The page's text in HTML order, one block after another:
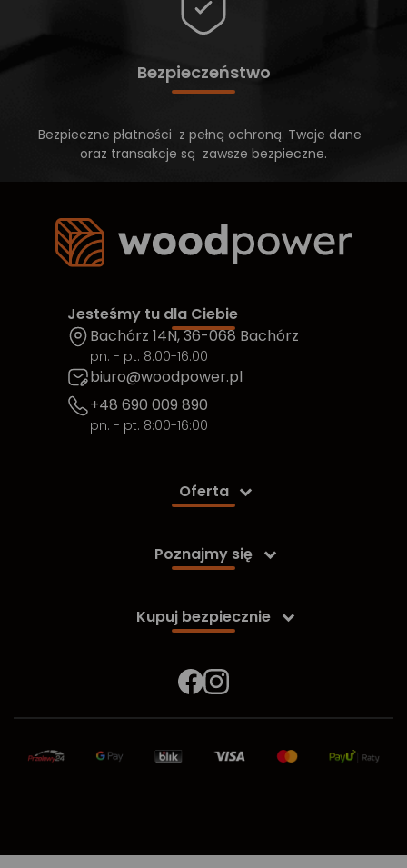
Bezpieczeństwo
Bezpieczne płatności z pełną ochroną. Twoje dane
oraz transakcje są zawsze bezpieczne.
Jesteśmy tu dla Ciebie
Bachórz 14N, 36-068 Bachórz
pn. - pt. 8:00-16:00
biuro@woodpower.pl
+48 690 009 890
pn. - pt. 8:00-16:00
Oferta 
Poznajmy się 
Kupuj bezpiecznie 